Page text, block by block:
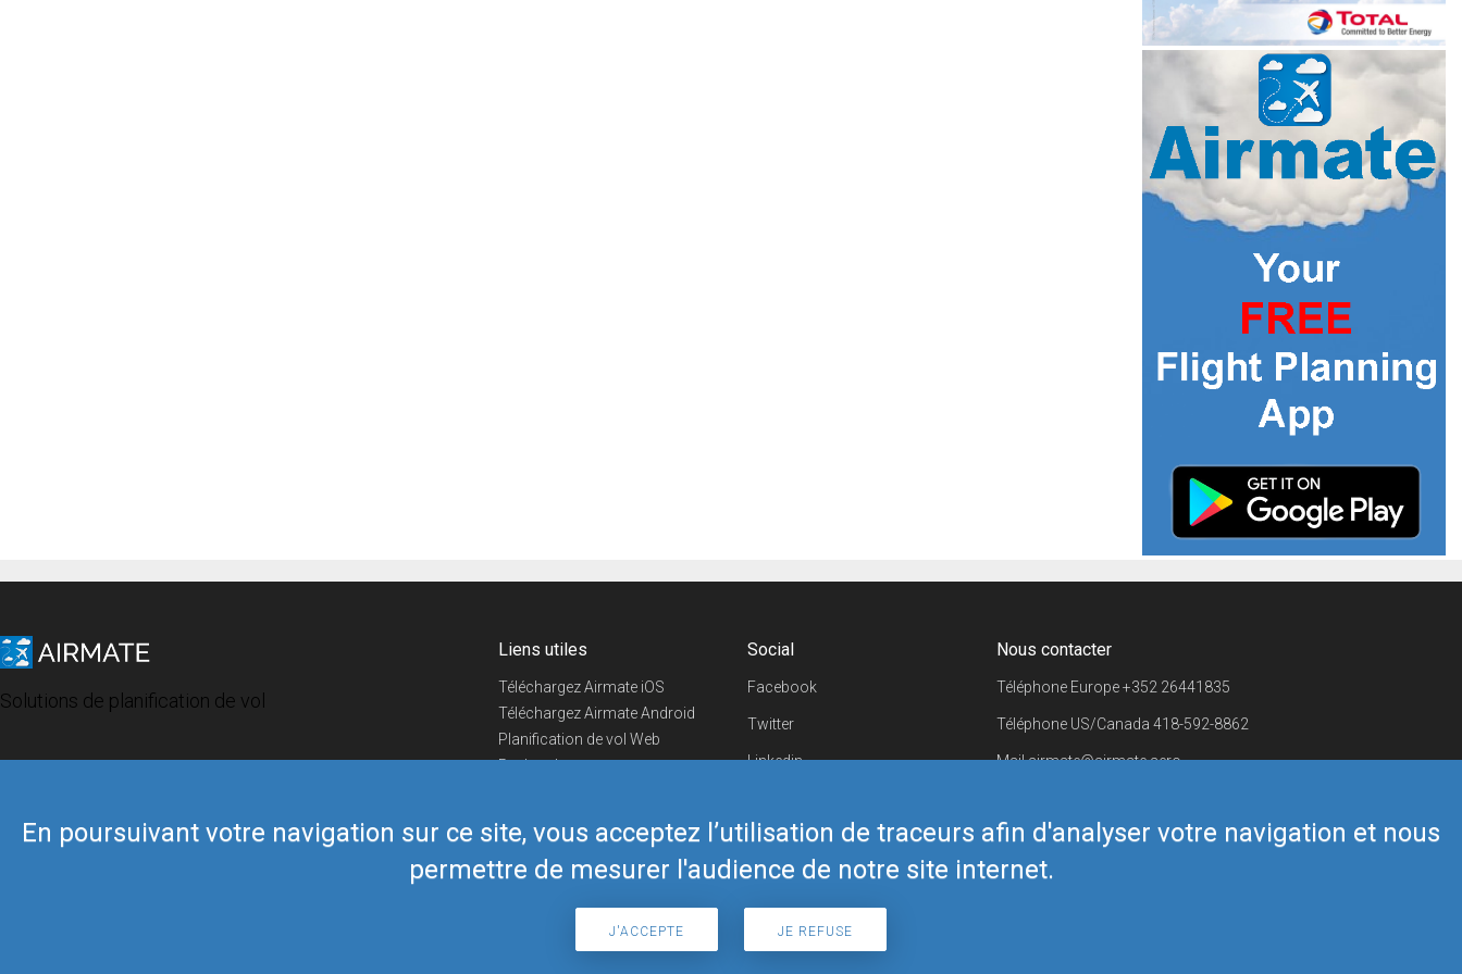
En poursuivant votre navigation sur ce site, vous acceptez l’utilisation de traceurs afin d'analyser votre navigation et nous
permettre de mesurer l'audience de notre site internet.
J'ACCEPTE JE REFUSE
Solutions de planification de vol
Liens utiles
Téléchargez Airmate iOS
Téléchargez Airmate Android
Planification de vol Web
Recherche
Boutique Airmate
Social
Facebook
Twitter
Linkedin
Telegram
Nous contacter
Téléphone Europe+352 26441835
Téléphone US/Canada 418-592-8862
Mailairmate@airmate.aero